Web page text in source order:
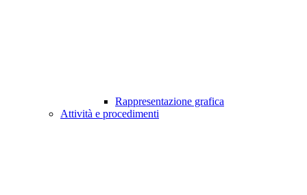
Rappresentazione grafica
Attività e procedimenti